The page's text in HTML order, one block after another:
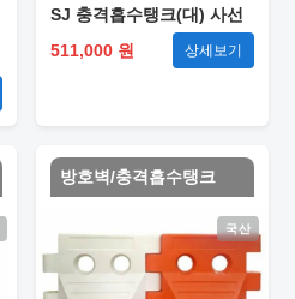
SJ 충격흡수탱크(대) 사선
511,000 원
상세보기
방호벽/충격흡수탱크
국산